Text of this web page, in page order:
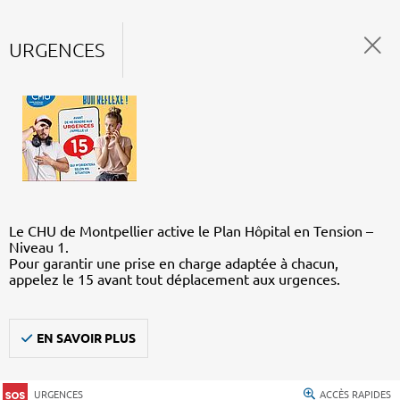
URGENCES
Le CHU de Montpellier active le Plan Hôpital en Tension –
Niveau 1.
Pour garantir une prise en charge adaptée à chacun,
appelez le 15 avant tout déplacement aux urgences.
EN SAVOIR PLUS
URGENCES ACCÈS RAPIDES